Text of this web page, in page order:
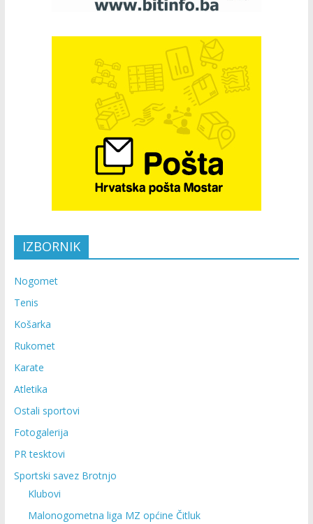
IZBORNIK
Nogomet
Tenis
Košarka
Rukomet
Karate
Atletika
Ostali sportovi
Fotogalerija
PR tesktovi
Sportski savez Brotnjo
Klubovi
Malonogometna liga MZ općine Čitluk